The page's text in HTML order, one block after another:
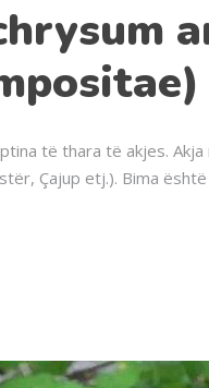
të thara të akjes.
Çajup etj.). Bima